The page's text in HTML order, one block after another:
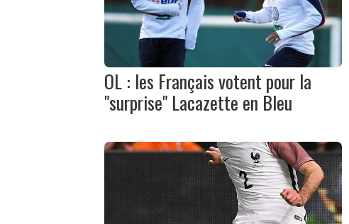
OL : les Français votent pour la
"surprise" Lacazette en Bleu